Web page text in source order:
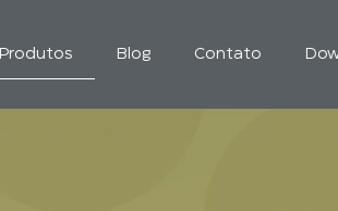
Produtos Blog Contato